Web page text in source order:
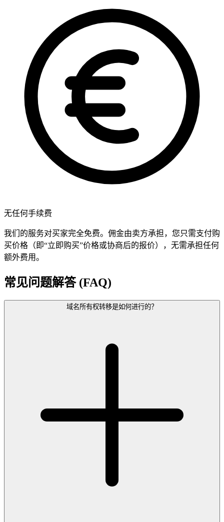
无任何手续费
我们的服务对买家完全免费。佣金由卖方承担，您只需支付购
买价格（即“立即购买”价格或协商后的报价），无需承担任何
额外费用。
常见问题解答 (FAQ)
域名所有权转移是如何进行的？